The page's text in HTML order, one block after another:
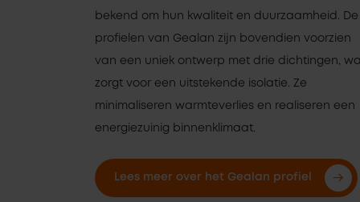
bekend om hun kwaliteit en duurzaamheid. De
profielen van Gealan zijn bovendien voorzien
van een uniek ontwerp met drie dichtingen,
zorgt voor een uitstekende isolatie. Ze
minimaliseren warmteverlies en realiseren een
energiezuinig binnenklimaat.
Lees meer over het Gealan profiel